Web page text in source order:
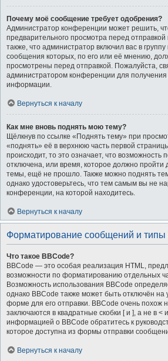
Почему моё сообщение требует одобрения?
Администратор конференции может решить,
предварительного просмотра перед
также, что администратор включил вас в
сообщения которых, по его или её мнению,
просмотрены перед отправкой. Пожалуйста,
администратором конференции для
информации.
Вернуться к началу
Как мне вновь поднять мою тему?
Щёлкнув по ссылке «Поднять тему» при
«поднять» её в верхнюю часть первой
происходит, то это означает, что возможность
отключена, или время, которое должно пройти
темы, ещё не прошло. Также можно поднять
однако удостоверьтесь, что тем самым вы не
конференции, на которой находитесь.
Вернуться к началу
Форматирование сообщений и типы
Что такое BBCode?
BBCode — это особая реализация HTML,
возможности по форматированию отдельных
Возможность использования BBCode
однако BBCode также может быть отключён на
форме для его отправки. BBCode очень похож
заключаются в квадратные скобки [ и ], а не в <
информацией о BBCode обратитесь к
которое доступна из формы отправки
Вернуться к началу